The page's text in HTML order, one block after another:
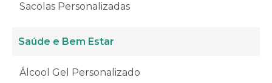
Sacolas Personalizadas
Saúde e Bem Estar
Álcool Gel Personalizado